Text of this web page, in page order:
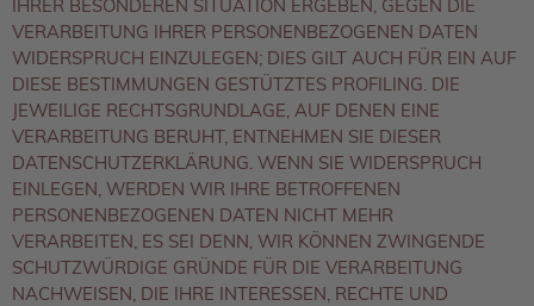
IHRER BESONDEREN SITUATION ERGEBEN, GEGEN DIE
VERARBEITUNG IHRER PERSONENBEZOGENEN DATEN
WIDERSPRUCH EINZULEGEN; DIES GILT AUCH FÜR EIN AUF
DIESE BESTIMMUNGEN GESTÜTZTES PROFILING. DIE
JEWEILIGE RECHTSGRUNDLAGE, AUF DENEN EINE
VERARBEITUNG BERUHT, ENTNEHMEN SIE DIESER
DATENSCHUTZERKLÄRUNG. WENN SIE WIDERSPRUCH
EINLEGEN, WERDEN WIR IHRE BETROFFENEN
PERSONENBEZOGENEN DATEN NICHT MEHR
VERARBEITEN, ES SEI DENN, WIR KÖNNEN ZWINGENDE
SCHUTZWÜRDIGE GRÜNDE FÜR DIE VERARBEITUNG
NACHWEISEN, DIE IHRE INTERESSEN, RECHTE UND